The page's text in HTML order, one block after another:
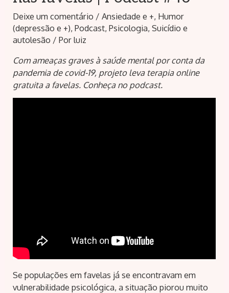
Deixe um comentário /Ansiedade e +, Humor
(depressão e +),Podcast,Psicologia,Suicídio e
autolesão / Porluiz
Com ameaças graves à saúde mental por conta da
pandemia de covid-19, projeto leva terapia online
gratuita a favelas. Conheça no podcast.
Se populações em favelas já se encontravam em
vulnerabilidade psicológica, a situação piorou muito